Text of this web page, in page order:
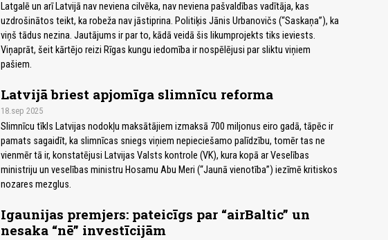
Latgalē un arī Latvijā nav neviena cilvēka, nav neviena pašvaldības vadītāja, kas
uzdrošinātos teikt, ka robeža nav jāstiprina. Politiķis Jānis Urbanovičs (“Saskaņa”), ka
viņš tādus nezina. Jautājums ir par to, kādā veidā šis likumprojekts tiks ieviests.
Viņaprāt, šeit kārtējo reizi Rīgas kungu iedomība ir nospēlējusi par sliktu viņiem
pašiem.
Latvijā briest apjomīga slimnīcu reforma
18.sep 2025
Slimnīcu tīkls Latvijas nodokļu maksātājiem izmaksā 700 miljonus eiro gadā, tāpēc ir
pamats sagaidīt, ka slimnīcas sniegs viņiem nepieciešamo palīdzību, tomēr tas ne
vienmēr tā ir, konstatējusi Latvijas Valsts kontrole (VK), kura kopā ar Veselības
ministriju un veselības ministru Hosamu Abu Meri (“Jaunā vienotība”) iezīmē kritiskos
nozares mezglus.
Igaunijas premjers: pateicīgs par “airBaltic” un
nesaka “nē” investīcijām